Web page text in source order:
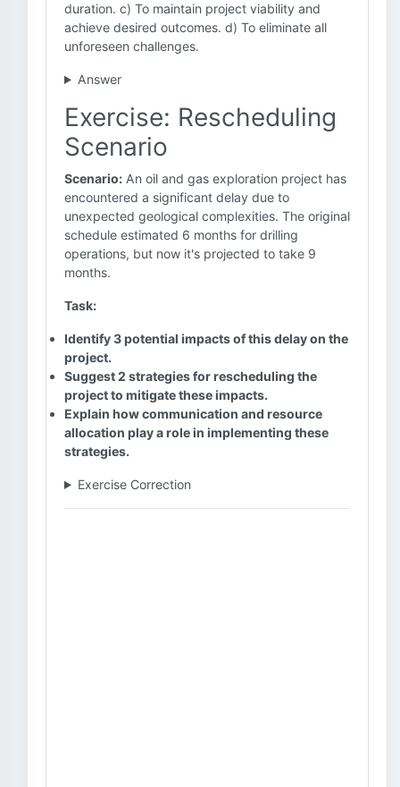
duration. c) To maintain project viability and
achieve desired outcomes. d) To eliminate all
unforeseen challenges.
Answer
Exercise: Rescheduling
Scenario
Scenario: An oil and gas exploration project has
encountered a significant delay due to
unexpected geological complexities. The original
schedule estimated 6 months for drilling
operations, but now it's projected to take 9
months.
Task:
Identify 3 potential impacts of this delay on the
project.
Suggest 2 strategies for rescheduling the
project to mitigate these impacts.
Explain how communication and resource
allocation play a role in implementing these
strategies.
Exercise Correction